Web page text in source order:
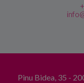
Pinu Bidea, 35 -